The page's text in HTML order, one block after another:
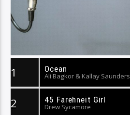
1 Ocean
Ali Bagkor & Kallay Saunders
2 45 Farehneit Girl
Drew Sycamore